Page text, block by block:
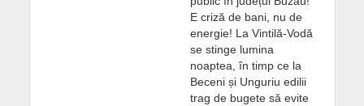
E criză de bani, nu de
energie! La Vintilă-Vodă
se stinge lumina
noaptea, în timp ce la
Beceni și Unguriu edilii
trag de bugete să evite